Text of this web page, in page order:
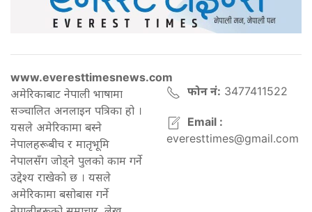
www.everesttimesnews.com
अमेरिकाबाट नेपाली भाषामा
सञ्चालित अनलाइन पत्रिका हो ।
यसले अमेरिकामा बस्ने
नेपालहरूबीच र मातृभूमि
नेपालसँग जोड्ने पुलको काम गर्ने
उद्देश्य राखेको छ । यसले
अमेरिकामा बसोबास गर्ने
फोन नं: 3477411522
Email :
everesttimes@gmail.com